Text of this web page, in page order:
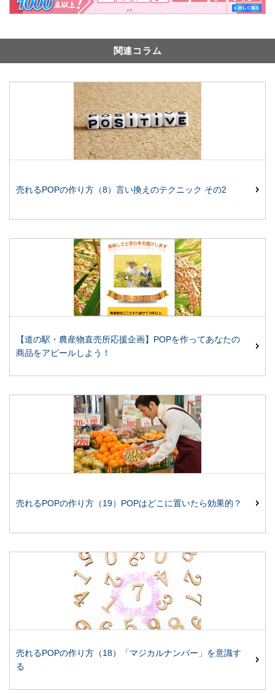
関連コラム
売れるPOPの作り方（8）言い換えのテクニック その2
【道の駅・農産物直売所応援企画】POPを作ってあなたの
商品をアピールしよう！
売れるPOPの作り方（19）POPはどこに置いたら効果的？
売れるPOPの作り方（18）「マジカルナンバー」を意識す
る